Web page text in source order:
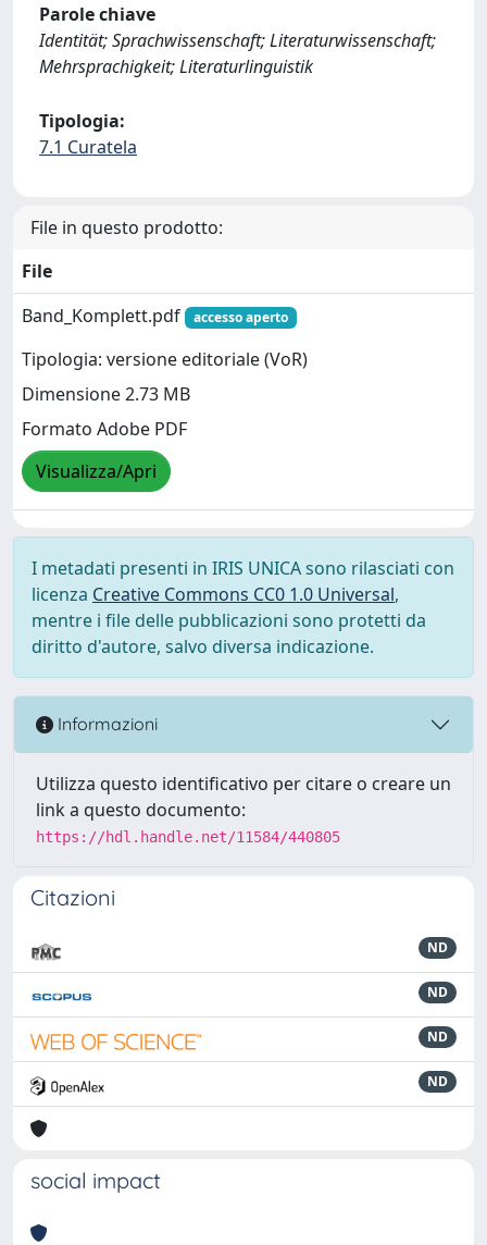
Parole chiave
Identität; Sprachwissenschaft; Literaturwissenschaft;
Mehrsprachigkeit; Literaturlinguistik
Tipologia:
7.1 Curatela
File in questo prodotto:
File
Band_Komplett.pdf
accesso aperto
Tipologia: versione editoriale (VoR)
Dimensione 2.73 MB
Formato Adobe PDF
Visualizza/Apri
I metadati presenti in IRIS UNICA sono rilasciati con
licenza Creative Commons CC0 1.0 Universal,
mentre i file delle pubblicazioni sono protetti da
diritto d'autore, salvo diversa indicazione.
Informazioni
Utilizza questo identificativo per citare o creare un
link a questo documento:
https://hdl.handle.net/11584/440805
Citazioni
ND
ND
ND
ND
social impact